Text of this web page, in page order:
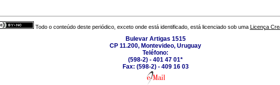
Todo o conteúdo deste periódico, exceto onde está identificado, está licenciado sob uma Licença
Bulevar Artigas 1515
CP 11.200, Montevideo, Uruguay
Teléfono:
(598-2) - 401 47 01*
Fax: (598-2) - 409 16 03